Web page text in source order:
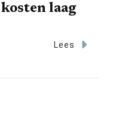
laag
Lees